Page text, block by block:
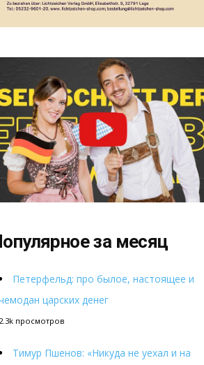
за месяц
Петерфельд: про былое, настоящее и
царских денег
просмотров
Тимур Пшенов: «Никуда не уехал и на